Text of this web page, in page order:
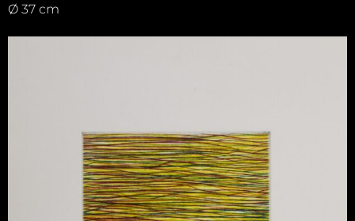
Ø 37 cm